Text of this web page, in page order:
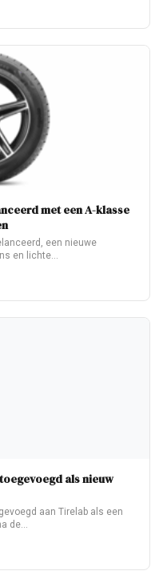
met een A-klasse
een nieuwe
en lichte…
als nieuw
aan Tirelab als een
de…